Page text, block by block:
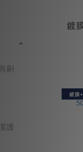
刷
護
鍍
鍍膜